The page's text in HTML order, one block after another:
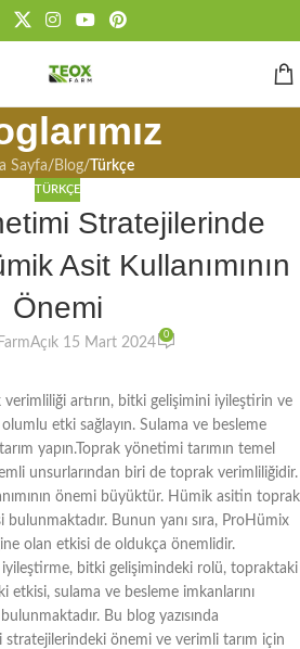
Sayfa/ Blog/ Türkçe
TÜRKÇE
Stratejilerinde
Asit Kullanımının
Önemi
Açık 15 Mart 2024
0
artırın, bitki gelişimini iyileştirin ve
etki sağlayın. Sulama ve besleme
yapın.Toprak yönetimi tarımın temel
unsurlarından biri de toprak verimliliğidir.
önemi büyüktür. Hümik asitin toprak
Bunun yanı sıra, ProHümix
olan etkisi de oldukça önemlidir.
iyileştirme, bitki gelişimindeki rolü, topraktaki
etkisi, sulama ve besleme imkanlarını
Bu blog yazısında
önemi ve verimli tarım için